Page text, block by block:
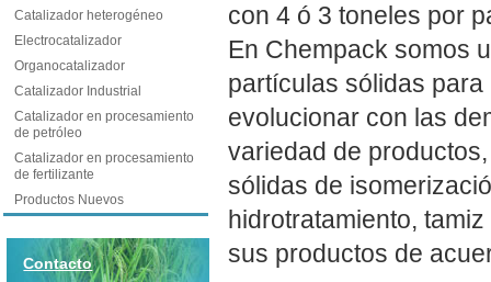
Catalizador heterogéneo
Electrocatalizador
Organocatalizador
Catalizador Industrial
Catalizador en procesamiento
de petróleo
Catalizador en procesamiento
de fertilizante
Productos Nuevos
Contacto
con 4 ó 3 toneles por
En Chempack somos
partículas sólidas
evolucionar con las
variedad de
sólidas de
hidrotratamiento,
sus productos de